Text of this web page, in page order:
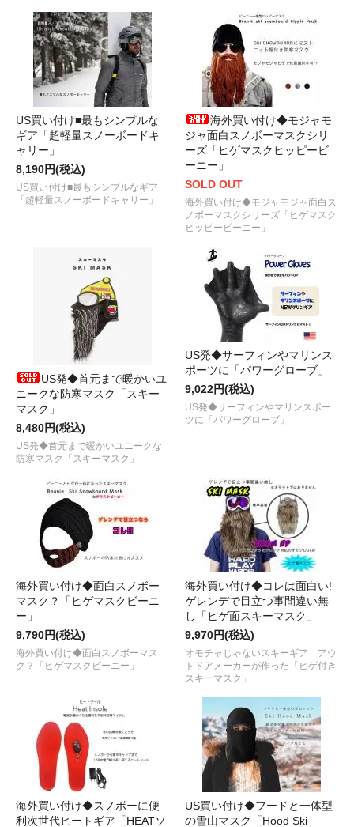
US買い付け■最もシンプルな
ギア「超軽量スノーボードキ
ャリー」
8,190円(税込)
US買い付け■最もシンプルなギア
「超軽量スノーボードキャリー」
海外買い付け◆モジャモ
ジャ面白スノボーマスクシリ
ーズ「ヒゲマスクヒッピービ
ーニー」
SOLD OUT
海外買い付け◆モジャモジャ面白ス
ノボーマスクシリーズ「ヒゲマスク
ヒッピービーニー」
US発◆首元まで暖かいユ
ニークな防寒マスク「スキー
マスク」
8,480円(税込)
US発◆首元まで暖かいユニークな
防寒マスク「スキーマスク」
US発◆サーフィンやマリンス
ポーツに「パワーグローブ」
9,022円(税込)
US発◆サーフィンやマリンスポー
ツに「パワーグローブ」
海外買い付け◆面白スノボー
マスク？「ヒゲマスクビーニ
ー」
9,790円(税込)
海外買い付け◆面白スノボーマス
ク？「ヒゲマスクビーニー」
海外買い付け◆コレは面白い!
ゲレンデで目立つ事間違い無
し「ヒゲ面スキーマスク」
9,970円(税込)
オモチャじゃないスキーギア アウ
トドアメーカーが作った「ヒゲ付き
スキーマスク」
海外買い付け◆スノボーに便
利次世代ヒートギア「HEATソ
US買い付け◆フードと一体型
の雪山マスク「Hood Ski